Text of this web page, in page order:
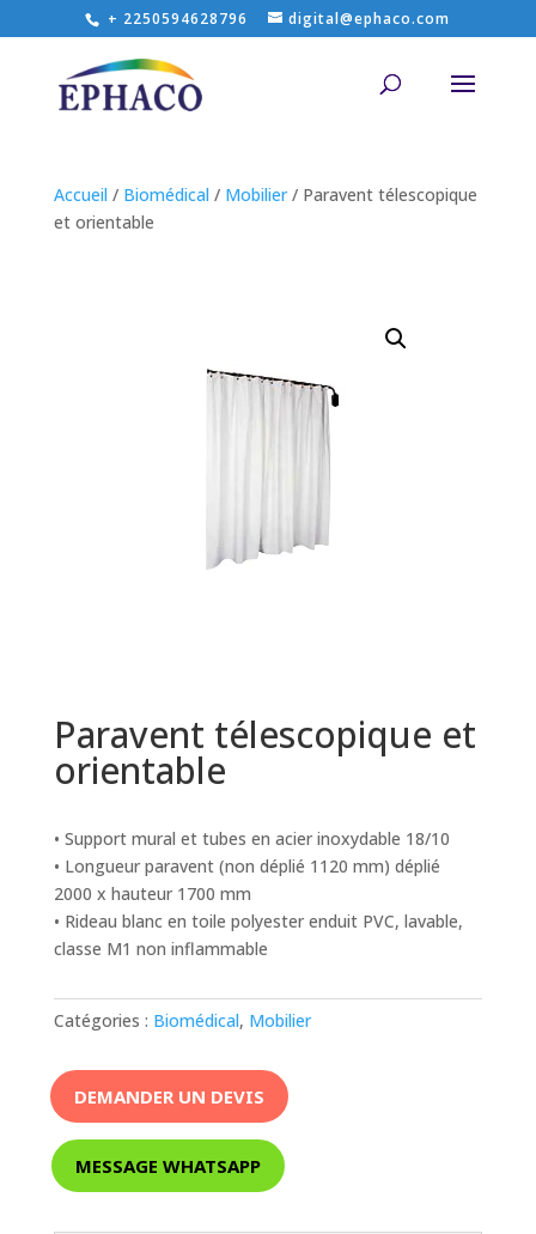
+ 2250594628796 digital@ephaco.com
Accueil / Biomédical / Mobilier/ Paravent télescopique
et orientable
Paravent télescopique et
orientable
• Support mural et tubes en acier inoxydable 18/10
• Longueur paravent (non déplié 1120 mm) déplié
2000 x hauteur 1700 mm
• Rideau blanc en toile polyester enduit PVC, lavable,
classe M1 non inflammable
Catégories : Biomédical, Mobilier
DEMANDER UN DEVIS
MESSAGE WHATSAPP